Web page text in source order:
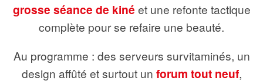
grosse séance de kiné et une refonte tactique
complète pour se refaire une beauté.
Au programme : des serveurs survitaminés, un
design affûté et surtout un forum tout neuf,